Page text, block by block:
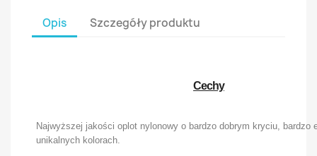
Opis Szczegóły produktu
Cechy
Najwyższej jakości oplot nylonowy o bardzo dobrym kryciu, bardzo
unikalnych kolorach.